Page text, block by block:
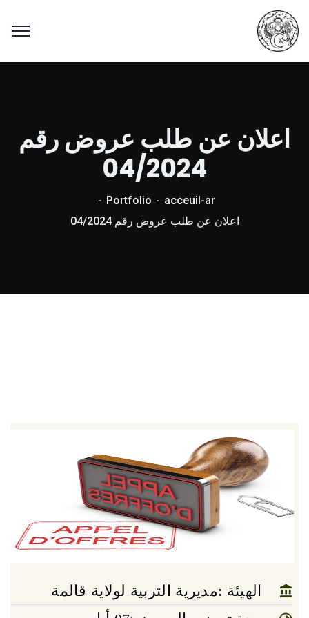
اعلان عن طلب عروض رقم
04/2024
acceuil-ar
Portfolio
اعلان عن طلب عروض رقم 04/2024
الهيئة :مديرية التربية لولاية قالمة